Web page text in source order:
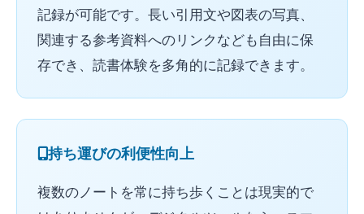
記録が可能です。長い引用文や図表の写真、
関連する参考資料へのリンクなども自由に保
存でき、読書体験を多角的に記録できます。
持ち運びの利便性向上
複数のノートを常に持ち歩くことは現実的で